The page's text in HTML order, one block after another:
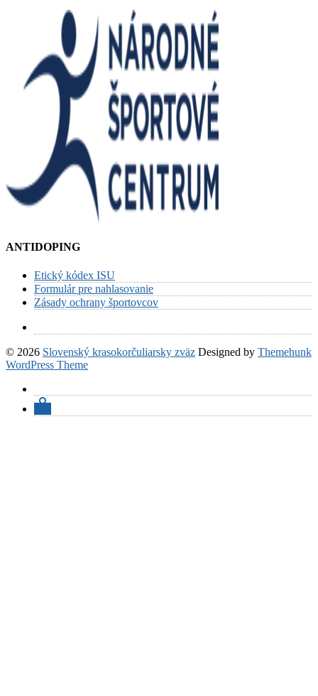
ANTIDOPING
Etický kódex ISU
Formulár pre nahlasovanie
Zásady ochrany športovcov
© 2026 Slovenský krasokorčuliarsky zväz Designed by Themehunk
WordPress Theme